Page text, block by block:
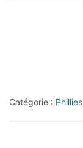
Catégorie : Phillies